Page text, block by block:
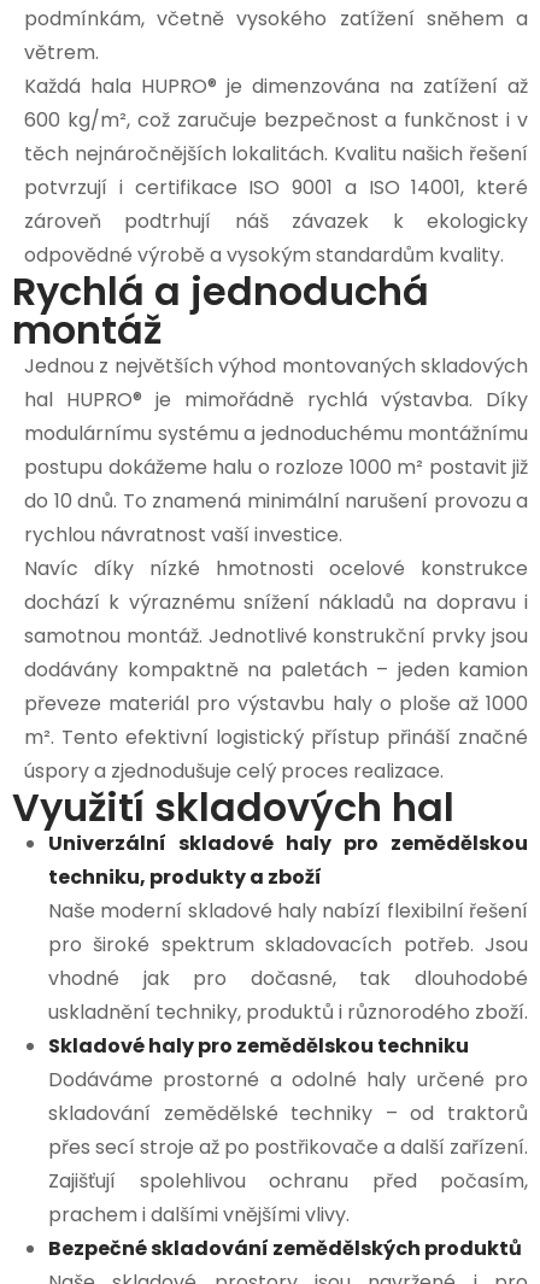
podmínkám, včetně vysokého zatížení sněhem a
větrem.
Každá hala HUPRO® je dimenzována na zatížení až
600 kg/m², což zaručuje bezpečnost a funkčnost i v
těch nejnáročnějších lokalitách. Kvalitu našich řešení
potvrzují i certifikace ISO 9001 a ISO 14001, které
zároveň podtrhují náš závazek k ekologicky
odpovědné výrobě a vysokým standardům kvality.
Rychlá a jednoduchá
montáž
Jednou z největších výhod montovaných skladových
hal HUPRO® je mimořádně rychlá výstavba. Díky
modulárnímu systému a jednoduchému montážnímu
postupu dokážeme halu o rozloze 1000 m² postavit již
do 10 dnů. To znamená minimální narušení provozu a
rychlou návratnost vaší investice.
Navíc díky nízké hmotnosti ocelové konstrukce
dochází k výraznému snížení nákladů na dopravu i
samotnou montáž. Jednotlivé konstrukční prvky jsou
dodávány kompaktně na paletách – jeden kamion
převeze materiál pro výstavbu haly o ploše až 1000
m². Tento efektivní logistický přístup přináší značné
úspory a zjednodušuje celý proces realizace.
Využití skladových hal
Univerzální skladové haly pro zemědělskou
techniku, produkty a zboží
Naše moderní skladové haly nabízí flexibilní řešení
pro široké spektrum skladovacích potřeb. Jsou
vhodné jak pro dočasné, tak dlouhodobé
uskladnění techniky, produktů i různorodého zboží.
Skladové haly pro zemědělskou techniku
Dodáváme prostorné a odolné haly určené pro
skladování zemědělské techniky – od traktorů
přes secí stroje až po postřikovače a další zařízení.
Zajišťují spolehlivou ochranu před počasím,
prachem i dalšími vnějšími vlivy.
Bezpečné skladování zemědělských produktů